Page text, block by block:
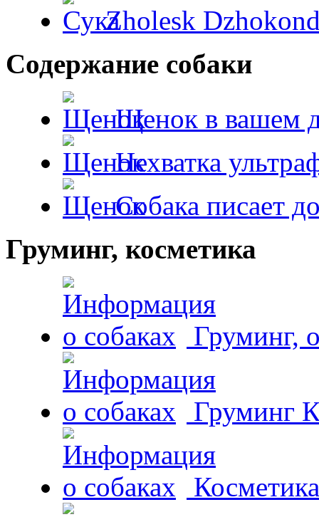
Zholesk
Содержание собаки
Щенок в вашем
Нехватка
Собака писает
Груминг, косметика
Груминг,
Груминг